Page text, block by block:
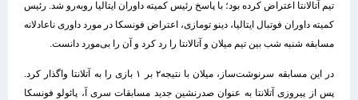
تیم آتالانتا اعتراض کرده بود؛ با پاسخ رئیس کمیته داوران ایتالیا روبه‌رو شد. رئیس
کمیته داوران فوتبال ایتالیا، دینو تومازی، اعتراض فونسکا در مورد داوری ناعادلانه
مسابقه شنبه شب بین تیم میلان و آتالانتا را رد کرد و آن را بی‌مورد دانست.
در این مسابقه سرنوشت‌ساز، میلان با نتیجه۲ بر ۱ بازی را به آتلانتا واگذار کرد.
پس از پیروزی آتلانتا به عنوان صدرنشین جدید مسابقات سری آ، پائولو فونسکا